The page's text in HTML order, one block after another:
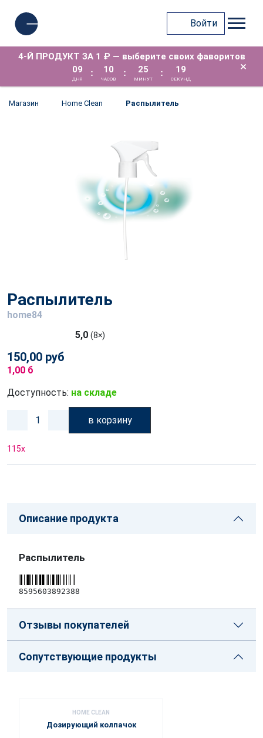
Войти
4-Й ПРОДУКТ ЗА 1 ₽ — выберите своих фаворитов
09
ДНЯ
: 10
ЧАСОВ
: 25
МИНУТ
: 19
СЕКУНД
×
Магазин Home Clean Распылитель
Распылитель
home84
5,0 (8×)
150,00 руб
1,00 б
Доступность: на складе
в корзину
115x
Описание продукта
Распылитель
8595603892388
Отзывы покупателей
Сопутствующие продукты
HOME CLEAN
Дозирующий колпачок